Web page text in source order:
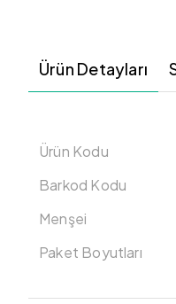
Ürün Detayları
Ürün Kodu
Barkod Kodu
Menşei
Paket Boyutları